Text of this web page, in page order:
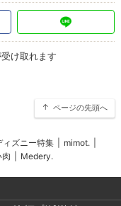
け取れます
ページの先頭へ
ィズニー特集 mimot.
肉 Medery.